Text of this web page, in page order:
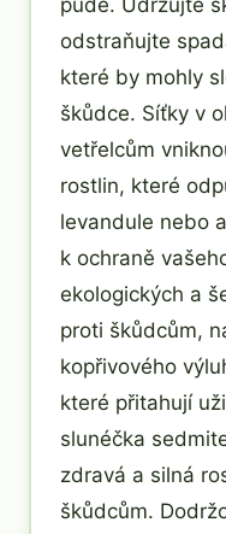
půdě. Udržujte
odstraňujte
které by mohly
škůdce. Síťky v
vetřelcům
rostlin, které
levandule nebo
k ochraně
ekologických a
proti škůdcům,
kopřivového
které přitahují
slunéčka
zdravá a silná
škůdcům.